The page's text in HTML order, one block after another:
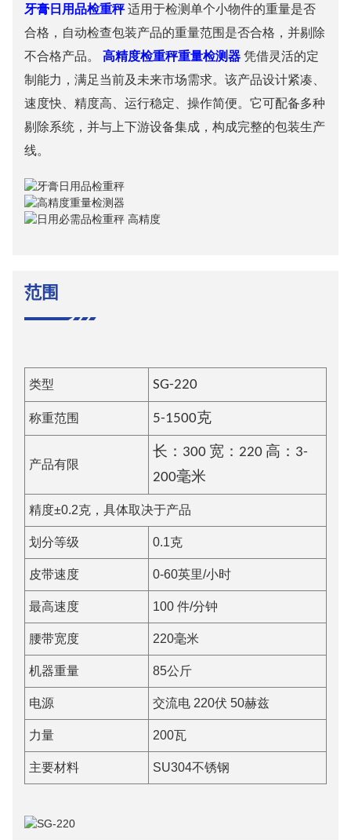
牙膏日用品检重秤适用于检测单个小物件的重量是否
合格，自动检查包装产品的重量范围是否合格，并剔除
不合格产品。 高精度检重秤重量检测器凭借灵活的定
制能力，满足当前及未来市场需求。该产品设计紧凑、
速度快、精度高、运行稳定、操作简便。它可配备多种
剔除系统，并与上下游设备集成，构成完整的包装生产
线。
范围
类型 SG-220
称重范围 5-1500克
产品有限
长：300 宽：220 高：3-
200毫米
精度±0.2克，具体取决于产品
划分等级 0.1克
皮带速度 0-60英里/小时
最高速度 100 件/分钟
腰带宽度 220毫米
机器重量 85公斤
电源 交流电 220伏 50赫兹
力量 200瓦
主要材料 SU304不锈钢